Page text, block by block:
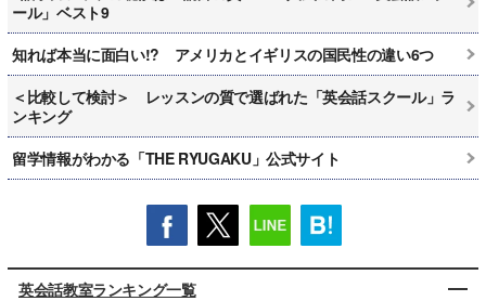
ール」ベスト9
知れば本当に面白い!? アメリカとイギリスの国民性の違い6つ
＜比較して検討＞ レッスンの質で選ばれた「英会話スクール」ラ
ンキング
留学情報がわかる「THE RYUGAKU」公式サイト
英会話教室ランキング一覧